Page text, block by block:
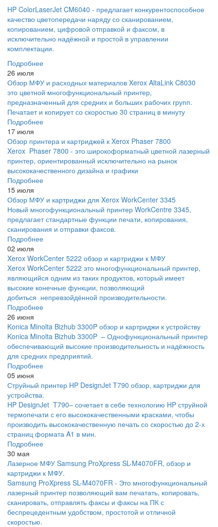
HP ColorLaserJet CM6040 - предлагает конкурентоспособное
качество цветопередачи наряду со сканированием,
копированием, цифровой отправкой и факсом, в
исключительно надёжной и простой в управлении
комплектации.
Подробнее
26 июля
Обзор МФУ и расходных материалов Xerox AltaLink C8030
это цветной многофункциональный принтер,
предназначенный для средних и больших рабочих групп.
Печатает и копирует со скоростью 30 страниц в минуту
Подробнее
17 июля
Обзор принтера и картриджей к Xerox Phaser 7800
Xerox Phaser 7800 - это широкоформатный цветной лазерный
принтер, ориентированный исключительно на рынок
высококачественного дизайна и графики
Подробнее
15 июля
Обзор МФУ и картриджи для Xerox WorkCenter 3345
Новый многофункциональный принтер WorkCentre 3345,
предлагает стандартные функции печати, копирования,
сканирования и отправки факсов.
Подробнее
02 июля
Xerox WorkCenter 5222 обзор и картриджи к МФУ
Xerox WorkCenter 5222 это многофункциональный принтер,
являющийся одним из таких продуктов, который имеет
высокие конечные функции, позволяющий
добиться непревзойдённой производительности.
Подробнее
26 июня
Konica Minolta Bizhub 3300P обзор и картриджи к устройству
Konica Minolta Bizhub 3300P – Однофункциональный принтер
обеспечивающий высокие производительность и надёжность
для средних предприятий.
Подробнее
05 июня
Струйный принтер HP DesignJet T790 обзор, картриджи для
устройства.
HP DesignJet T790– сочетает в себе технологию HP струйной
термопечати с его высококачественными красками, чтобы
производить высококачественную печать со скоростью до 2-х
страниц формата A1 в мин.
Подробнее
30 мая
Лазерное МФУ Samsung ProXpress SL-M4070FR, обзор и
картриджи к МФУ.
Samsung ProXpress SL-M4070FR - Это многофункциональный
лазерный принтер позволяющий вам печатать, копировать,
сканировать, отправлять факсы и факсы на ПК с
беспрецедентным удобством, простотой и отличной
скоростью.